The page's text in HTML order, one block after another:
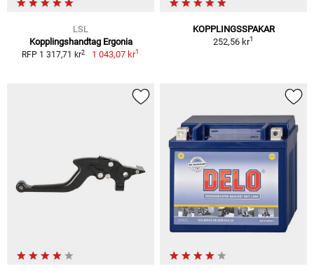
LSL
Kopplingshandtag Ergonia
RFP 1 317,71 kr2 1 043,07 kr1
KOPPLINGSSPAKAR
252,56 kr1